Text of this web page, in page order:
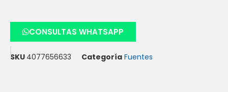
CONSULTAS WHATSAPP
SKU 4077656633 Categoría Fuentes